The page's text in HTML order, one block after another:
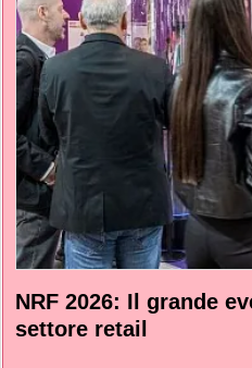
NRF 2026: Il grande
settore retail